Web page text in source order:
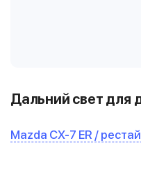
Дальний свет для
Mazda CX-7 ER /